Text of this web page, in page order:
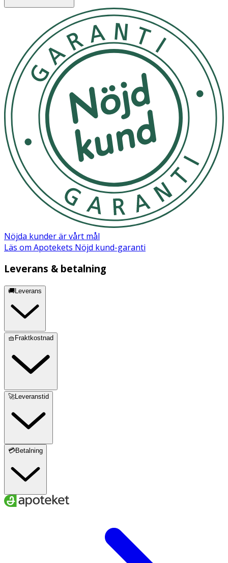
Tvätta och skölj av i dusch eller bad.
Förvaras i rumstemperatur
OK för gravida och ammande:
Ingredienser:
Aqua, Cocamidopropyl Betaine, Sodium CocoSulfate,
Lauryl Glucoside, Glycerin, Inulin, Citrus Aurantium Amara
(Bitter Orange) Flower Water, Enteromorpha Compressa
(Algae) Extract, Silybum Marianum Fruit (Milk Thistle)
Extract, Ocimum Sanctum (Holy Basil) Leaf Extract,
Thymus Vulgaris (Thyme) Extract, Rosmarinus Officinalis
(Rosemary) Extract, Urtica Dioica (Nettle) Extract,
Pogostemon Cablin (Patchouli) Oil, Eugenia Caryophyllus
(Cloves) Bud Oil, Melaleuka Alternifolia (Tea Tree) Leaf
Oil, Aniba Rosaeodora (Rosewood) Wood Oil, Pinus
Sylvestris (Pine) Leaf Oil, Pelargonium Graveolens (Rose
Geranium) Flower Oil, Panthenol, Propanediol, Phytic
Acid, Alcohol, Tocopherol, Caprylic/Capric Triglyceride,
Ascorbyl Palmitate, Ascorbic Acid, Sodium Benzoate,
Linalool*, Geraniol*, Eugenol*, Citronellol* *Del av
Nöjda kunder är vårt mål
Läs om Apotekets Nöjd kund-garanti
Leverans & betalning
🚚Leverans
🧺Fraktkostnad
🚀Leveranstid
💳Betalning